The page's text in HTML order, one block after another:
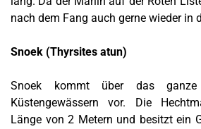
nach dem Fang auch gerne wieder in
Snoek (Thyrsites atun)
Snoek kommt über das
Küstengewässern vor. Die
Länge von 2 Metern und besitzt ein